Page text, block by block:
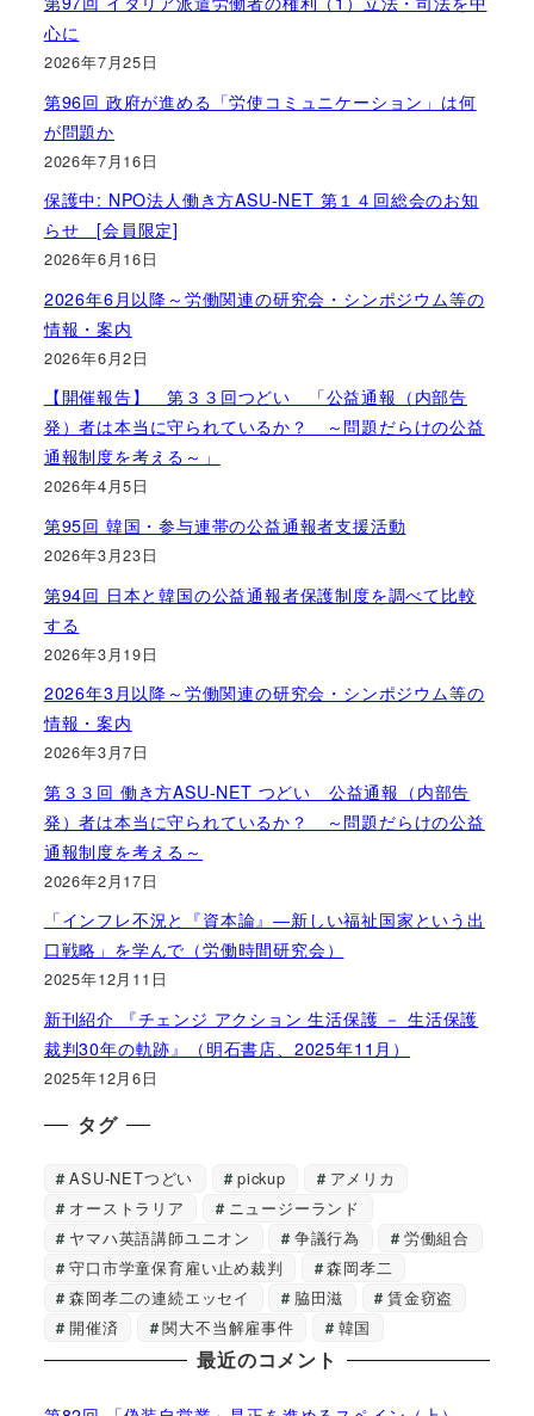
心に
2026年7月25日
第96回 政府が進める「労使コミュニケーション」は何
が問題か
2026年7月16日
保護中: NPO法人働き方ASU-NET 第１４回総会のお知
らせ [会員限定]
2026年6月16日
2026年6月以降～労働関連の研究会・シンポジウム等の
情報・案内
2026年6月2日
【開催報告】 第３３回つどい 「公益通報（内部告
発）者は本当に守られているか？ ～問題だらけの公益
通報制度を考える～」
2026年4月5日
第95回 韓国・参与連帯の公益通報者支援活動
2026年3月23日
第94回 日本と韓国の公益通報者保護制度を調べて比較
する
2026年3月19日
2026年3月以降～労働関連の研究会・シンポジウム等の
情報・案内
2026年3月7日
第３３回 働き方ASU-NET つどい 公益通報（内部告
発）者は本当に守られているか？ ～問題だらけの公益
通報制度を考える～
2026年2月17日
「インフレ不況と『資本論』―新しい福祉国家という出
口戦略」を学んで（労働時間研究会）
2025年12月11日
新刊紹介 『チェンジ アクション 生活保護 － 生活保護
裁判30年の軌跡』（明石書店、2025年11月）
2025年12月6日
タグ
ASU-NETつどい pickup
アメリカ
オーストラリア
ニュージーランド
ヤマハ英語講師ユニオン
争議行為
労働組合
守口市学童保育雇い止め裁判
森岡孝二
森岡孝二の連続エッセイ
脇田滋
賃金窃盗
開催済
関大不当解雇事件 韓国
最近のコメント